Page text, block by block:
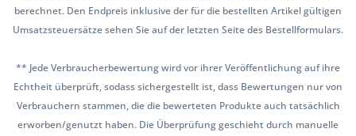
berechnet. Den Endpreis inklusive der für die bestellten Artikel gültigen
Umsatzsteuersätze sehen Sie auf der letzten Seite des Bestellformulars.
** Jede Verbraucherbewertung wird vor ihrer Veröffentlichung auf ihre
Echtheit überprüft, sodass sichergestellt ist, dass Bewertungen nur von
Verbrauchern stammen, die die bewerteten Produkte auch tatsächlich
erworben/genutzt haben. Die Überprüfung geschieht durch manuelle